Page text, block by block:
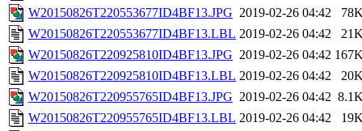
W20150826T220553677ID4BF13.JPG 2019-02-26 04:42
W20150826T220553677ID4BF13.LBL 2019-02-26 04:42
W20150826T220925810ID4BF13.JPG 2019-02-26 04:42
W20150826T220925810ID4BF13.LBL 2019-02-26 04:42
W20150826T220955765ID4BF13.JPG 2019-02-26 04:42
W20150826T220955765ID4BF13.LBL 2019-02-26 04:42